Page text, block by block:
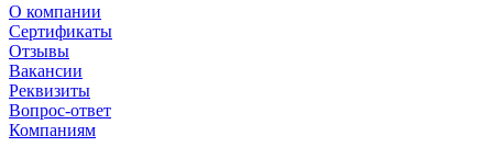
О компании
Сертификаты
Отзывы
Вакансии
Реквизиты
Вопрос-ответ
Компаниям